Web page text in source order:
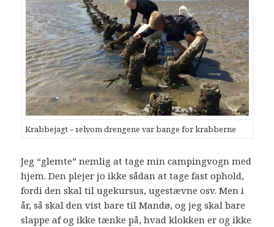
Krabbejagt – selvom drengene var bange for krabberne
Jeg “glemte” nemlig at tage min campingvogn med
hjem. Den plejer jo ikke sådan at tage fast ophold,
fordi den skal til ugekursus, ugestævne osv. Men i
år, så skal den vist bare til Mandø, og jeg skal bare
slappe af og ikke tænke på, hvad klokken er og ikke